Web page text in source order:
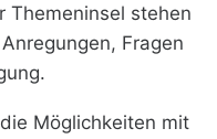
Themeninsel stehen
Fragen
Möglichkeiten mit